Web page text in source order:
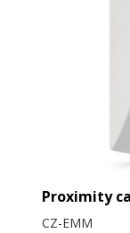
Proximity
CZ-EMM